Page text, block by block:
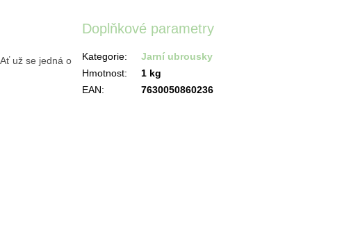
už se jedná o
Doplňkové parametry
Kategorie:
Jarní ubrousky
Hmotnost:
1 kg
EAN: 7630050860236